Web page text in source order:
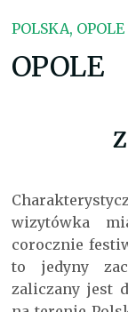
POLSKA, OPOLE
OPOLE
wizytówka
corocznie
to jedyny
zaliczany jest